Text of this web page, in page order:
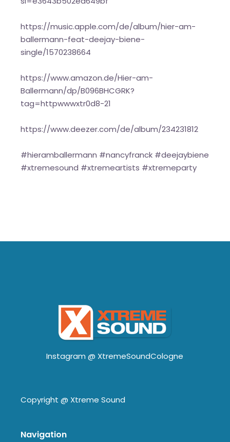
https://music.apple.com/de/album/hier-am-
ballermann-feat-deejay-biene-
single/1570238664
https://www.amazon.de/Hier-am-
Ballermann/dp/B096BHCGRK?
tag=httpwwwxtr0d8-21
https://www.deezer.com/de/album/234231812
#hieramballermann #nancyfranck #deejaybiene
#xtremesound #xtremeartists #xtremeparty
Instagram @ XtremeSoundCologne
Copyright @ Xtreme Sound
Navigation